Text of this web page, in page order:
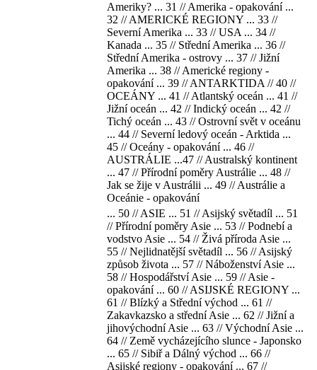
Ameriky? ... 31 // Amerika - opakování ...
32 // AMERICKÉ REGIONY ... 33 //
Severní Amerika ... 33 // USA ... 34 //
Kanada ... 35 // Střední Amerika ... 36 //
Střední Amerika - ostrovy ... 37 // Jižní
Amerika ... 38 // Americké regiony -
opakování ... 39 // ANTARKTIDA // 40 //
OCEÁNY ... 41 // Atlantský oceán ... 41 //
Jižní oceán ... 42 // Indický oceán ... 42 //
Tichý oceán ... 43 // Ostrovní svět v oceánu
... 44 // Severní ledový oceán - Arktida ...
45 // Oceány - opakování ... 46 //
AUSTRÁLIE ...47 // Australský kontinent
... 47 // Přírodní poměry Austrálie ... 48 //
Jak se žije v Austrálii ... 49 // Austrálie a
Oceánie - opakování
... 50 // ASIE ... 51 // Asijský světadíl ... 51
// Přírodní poměry Asie ... 53 // Podnebí a
vodstvo Asie ... 54 // Živá příroda Asie ...
55 // Nejlidnatější světadíl ... 56 // Asijský
způsob života ... 57 // Náboženství Asie ...
58 // Hospodářství Asie ... 59 // Asie -
opakování ... 60 // ASIJSKÉ REGIONY ...
61 // Blízký a Střední východ ... 61 //
Zakavkazsko a střední Asie ... 62 // Jižní a
jihovýchodní Asie ... 63 // Východní Asie ...
64 // Země vycházejícího slunce - Japonsko
... 65 // Sibiř a Dálný východ ... 66 //
Asijské regiony - opakování ... 67 //